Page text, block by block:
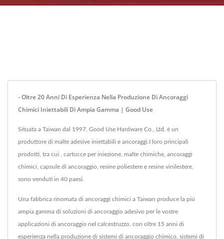
- Oltre 20 Anni Di Esperienza Nella Produzione Di Ancoraggi
Chimici Iniettabili Di Ampia Gamma | Good Use
Situata a Taiwan dal 1997, Good Use Hardware Co., Ltd. è un
produttore di malte adesive iniettabili e ancoraggi.I loro principali
prodotti, tra cui , cartucce per iniezione, malte chimiche, ancoraggi
chimici, capsule di ancoraggio, resine poliestere e resine vinilestere,
sono venduti in 40 paesi.
Una fabbrica rinomata di ancoraggi chimici a Taiwan produce la più
ampia gamma di soluzioni di ancoraggio adesivo per le vostre
applicazioni di ancoraggio nel calcestruzzo. con oltre 15 anni di
esperienza nella produzione di sistemi di ancoraggio chimico, sistemi di